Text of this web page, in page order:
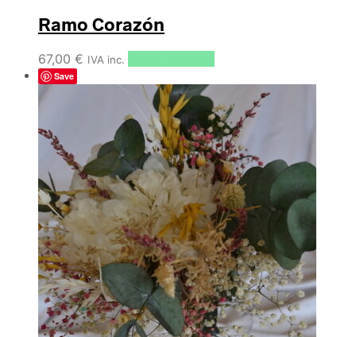
Ramo Corazón
67,00 € IVA inc.
Save